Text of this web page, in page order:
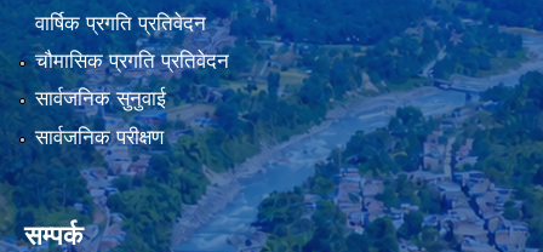
वार्षिक प्रगति प्रतिवेदन
चौमासिक प्रगति प्रतिवेदन
सार्वजनिक सुनुवाई
सार्वजनिक परीक्षण
सम्पर्क